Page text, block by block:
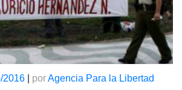
2016 porAgencia Para la Libertad